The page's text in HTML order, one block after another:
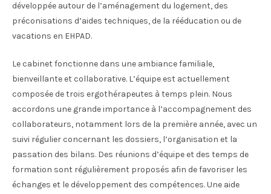
développée autour de l’aménagement du logement, des
préconisations d’aides techniques, de la rééducation ou de
vacations en EHPAD.
Le cabinet fonctionne dans une ambiance familiale,
bienveillante et collaborative. L’équipe est actuellement
composée de trois ergothérapeutes à temps plein. Nous
accordons une grande importance à l’accompagnement des
collaborateurs, notamment lors de la première année, avec un
suivi régulier concernant les dossiers, l’organisation et la
passation des bilans. Des réunions d’équipe et des temps de
formation sont régulièrement proposés afin de favoriser les
échanges et le développement des compétences. Une aide